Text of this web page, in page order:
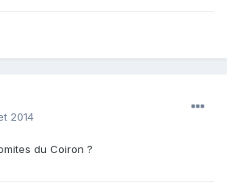
2014
du Coiron ?